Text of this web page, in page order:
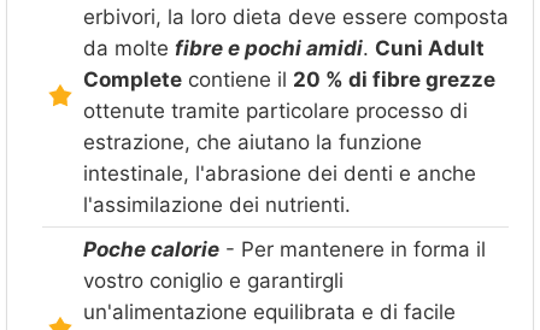
erbivori, la loro dieta deve essere composta
da moltefibre e pochi amidi. Cuni Adult
Complete contiene il 20 % di fibre grezze
ottenute tramite particolare processo di
estrazione, che aiutano la funzione
intestinale, l'abrasione dei denti e anche
l'assimilazione dei nutrienti.
Poche calorie - Per mantenere in forma il
vostro coniglio e garantirgli
un'alimentazione equilibrata e di facile